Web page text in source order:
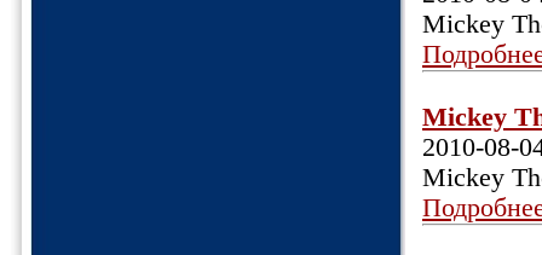
Mickey
Mickey
2010-08-
Mickey